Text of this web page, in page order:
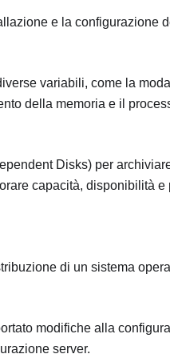
e la configurazione
variabili, come la
della memoria e il
Disks) per
capacità, disponibilità e
di un sistema
modifiche alla
server.